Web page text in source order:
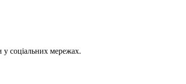
у соціальних мережах.